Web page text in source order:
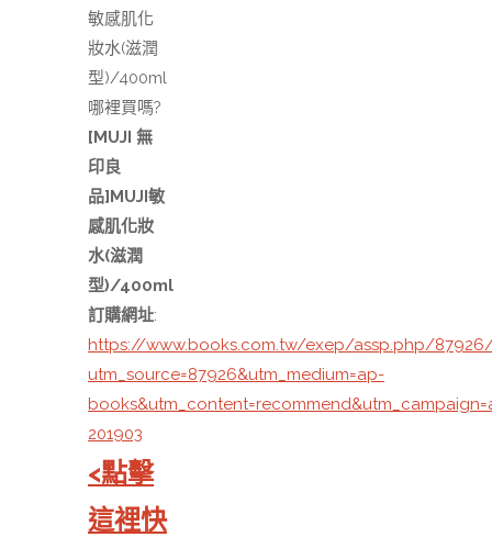
敏感肌化
妝水(滋潤
型)/400ml
哪裡買嗎?
[MUJI 無
印良
品]MUJI敏
感肌化妝
水(滋潤
型)/400ml
訂購網址:
https://www.books.com.tw/exep/assp.php/
utm_source=87926&utm_medium=ap-
201903
<點擊
這裡快